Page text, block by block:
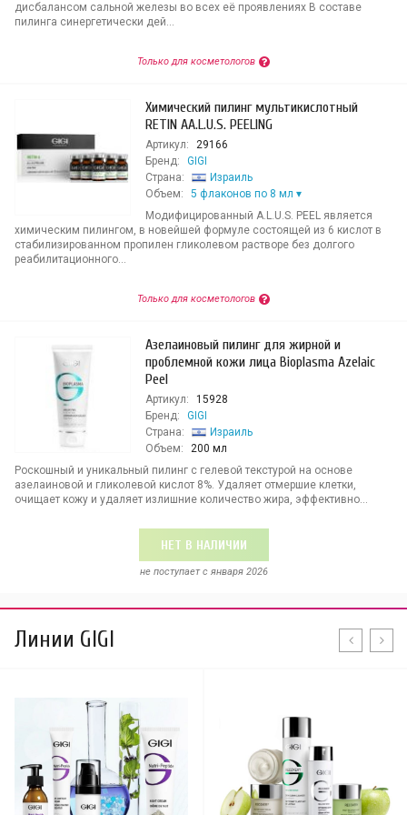
дисбалансом сальной железы во всех её проявлениях В составе
пилинга синергетически дей...
Только для косметологов
Химический пилинг мультикислотный
RETIN AA.L.U.S. PEELING
Артикул:
29166
Бренд:
GIGI
Страна:
Израиль
Объем:
5 флаконов по 8 мл
Модифицированный A.L.U.S. PEEL является
химическим пилингом, в новейшей формуле состоящей из 6 кислот в
стабилизированном пропилен гликолевом растворе без долгого
реабилитационного...
Только для косметологов
Азелаиновый пилинг для жирной и
проблемной кожи лица Bioplasma Azelaic
Peel
Артикул:
15928
Бренд:
GIGI
Страна:
Израиль
Объем:
200 мл
Роскошный и уникальный пилинг с гелевой текстурой на основе
азелаиновой и гликолевой кислот 8%. Удаляет отмершие клетки,
очищает кожу и удаляет излишние количество жира, эффективно...
НЕТ В НАЛИЧИИ
не поступает c января 2026
Линии GIGI